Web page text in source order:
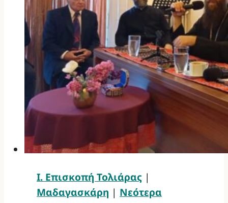
Ι. Επισκοπή Τολιάρας |
Μαδαγασκάρη | Νεότερα